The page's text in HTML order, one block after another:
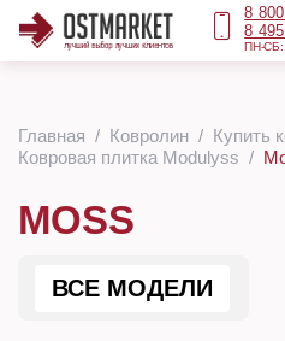
8
8
ПН-СБ:
Главная Ковролин
Купить
Ковровая плитка Modulyss
MOSS
ВСЕ МОДЕЛИ